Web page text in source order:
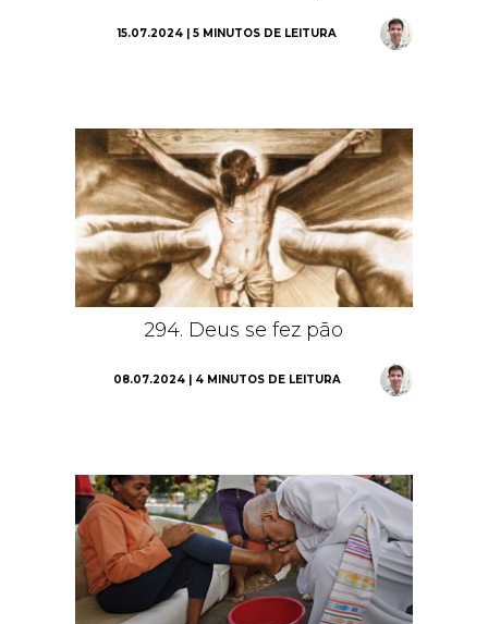
15.07.2024 | 5 MINUTOS DE LEITURA
294. Deus se fez pão
08.07.2024 | 4 MINUTOS DE LEITURA